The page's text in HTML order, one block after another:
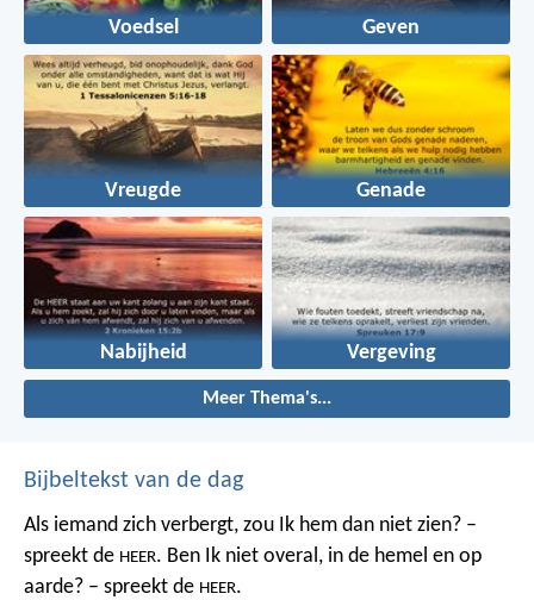
Voedsel Geven
Vreugde Genade
Nabijheid Vergeving
Meer Thema's...
Bijbeltekst van de dag
Als iemand zich verbergt, zou Ik hem dan niet zien? –
spreekt de HEER. Ben Ik niet overal, in de hemel en op
aarde? – spreekt de HEER.